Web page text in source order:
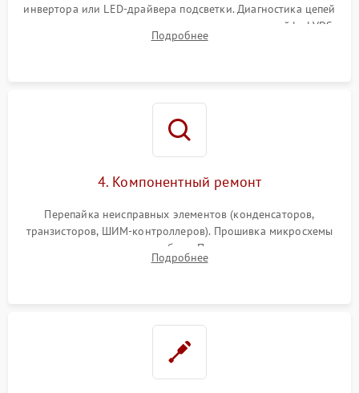
инвертора или LED-драйвера подсветки. Диагностика цепей
питания скалера и тестирование сигналов на шлейфе LVDS
Подробнее
4. Компонентный ремонт
Перепайка неисправных элементов (конденсаторов,
транзисторов, ШИМ-контроллеров). Прошивка микросхемы
памяти при программных сбоях. При поломке подсветки —
разборка матрицы и замена выгоревших светодиодов.
Подробнее